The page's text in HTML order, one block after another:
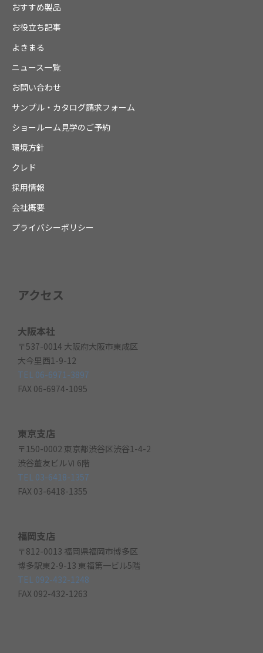
おすすめ製品
お役立ち記事
よきまる
ニュース一覧
お問い合わせ
サンプル・カタログ請求フォーム
ショールーム見学のご予約
環境方針
クレド
採用情報
会社概要
プライバシーポリシー
アクセス
大阪本社
〒537-0014 大阪府大阪市東成区
大今里西1-9-12
TEL 06-6971-3897
FAX 06-6974-1095
東京支店
〒150-0002 東京都渋谷区渋谷1-4-2
渋谷董友ビルⅥ 6階
TEL 03-6418-1357
FAX 03-6418-1355
福岡支店
〒812-0013 福岡県福岡市博多区
博多駅東2-9-13 東福第一ビル5階
TEL 092-432-1248
FAX 092-432-1263